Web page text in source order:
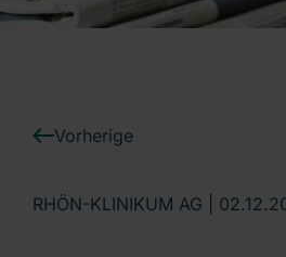
Ein Unternehmen der RHÖN-KLINIKUM
Vorherige
RHÖN-KLINIKUM AG |